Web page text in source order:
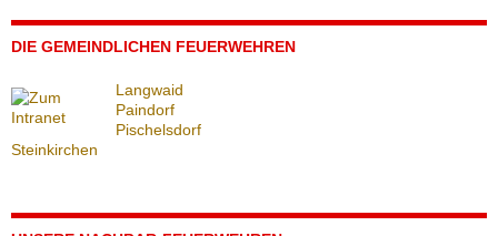
DIE GEMEINDLICHEN FEUERWEHREN
Langwaid
Paindorf
Pischelsdorf
Steinkirchen